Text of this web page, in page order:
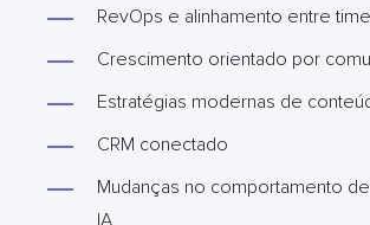
RevOps e alinhamento entre
Crescimento orientado por
Estratégias modernas de
CRM conectado
Mudanças no comportamento
IA